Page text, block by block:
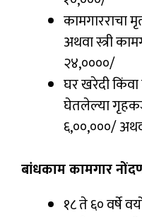
कामगारराचा
अथवा स्त्री
२४,००००/
घर खरेदी
घेतलेल्या
६,००,०००/
बांधकाम कामगार
१८ ते ६० वर्षे